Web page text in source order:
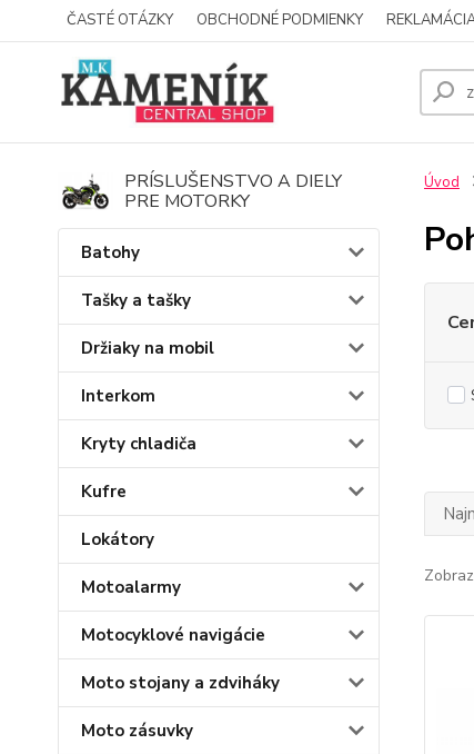
ČASTÉ OTÁZKY OBCHODNÉ PODMIENKY
PRÍSLUŠENSTVO A DIELY
PRE MOTORKY
Batohy
Tašky a tašky
Držiaky na mobil
Interkom
Kryty chladiča
Kufre
Lokátory
Motoalarmy
Motocyklové navigácie
Moto stojany a zdviháky
Moto zásuvky
Úvod